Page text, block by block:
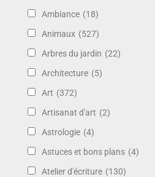
Ambiance (18)
Animaux (527)
Arbres du jardin (22)
Architecture (5)
Art (372)
Artisanat d'art (2)
Astrologie (4)
Astuces et bons plans (4)
Atelier d'écriture (130)